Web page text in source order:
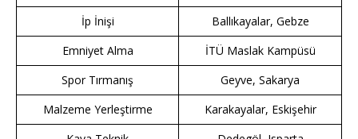
İp İnişi
Ballıkayalar, Gebze
Emniyet Alma
İTÜ Maslak Kampüsü
Spor Tırmanış
Geyve, Sakarya
Malzeme Yerleştirme
Karakayalar, Eskişehir